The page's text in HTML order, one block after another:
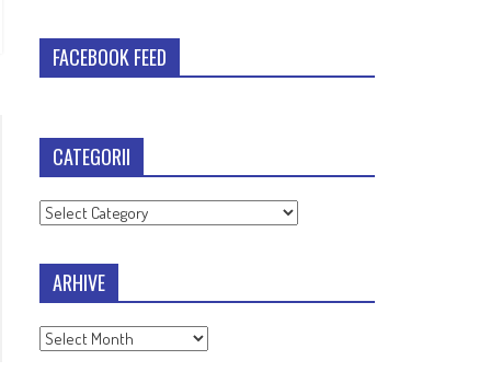
FACEBOOK FEED
CATEGORII
Categorii
ARHIVE
Arhive